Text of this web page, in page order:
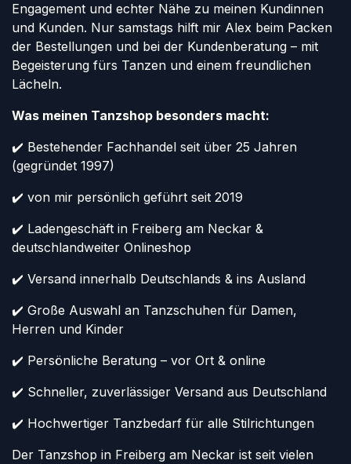
Engagement und echter Nähe zu meinen Kundinnen
und Kunden. Nur samstags hilft mir Alex beim Packen
der Bestellungen und bei der Kundenberatung – mit
Begeisterung fürs Tanzen und einem freundlichen
Lächeln.
Was meinen Tanzshop besonders macht:
✔️ Bestehender Fachhandel seit über 25 Jahren
(gegründet 1997)
✔️ von mir persönlich geführt seit 2019
✔️ Ladengeschäft in Freiberg am Neckar &
deutschlandweiter Onlineshop
✔️ Versand innerhalb Deutschlands & ins Ausland
✔️ Große Auswahl an Tanzschuhen für Damen,
Herren und Kinder
✔️ Persönliche Beratung – vor Ort & online
✔️ Schneller, zuverlässiger Versand aus Deutschland
✔️ Hochwertiger Tanzbedarf für alle Stilrichtungen
Der Tanzshop in Freiberg am Neckar ist seit vielen